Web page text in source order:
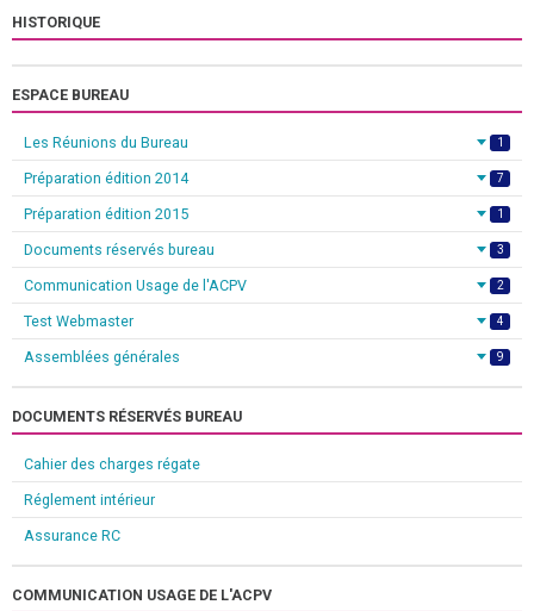
HISTORIQUE
ESPACE BUREAU
Les Réunions du Bureau 1
Préparation édition 2014 7
Préparation édition 2015 1
Documents réservés bureau 3
Communication Usage de l'ACPV 2
Test Webmaster 4
Assemblées générales 9
DOCUMENTS RÉSERVÉS BUREAU
Cahier des charges régate
Réglement intérieur
Assurance RC
COMMUNICATION USAGE DE L'ACPV